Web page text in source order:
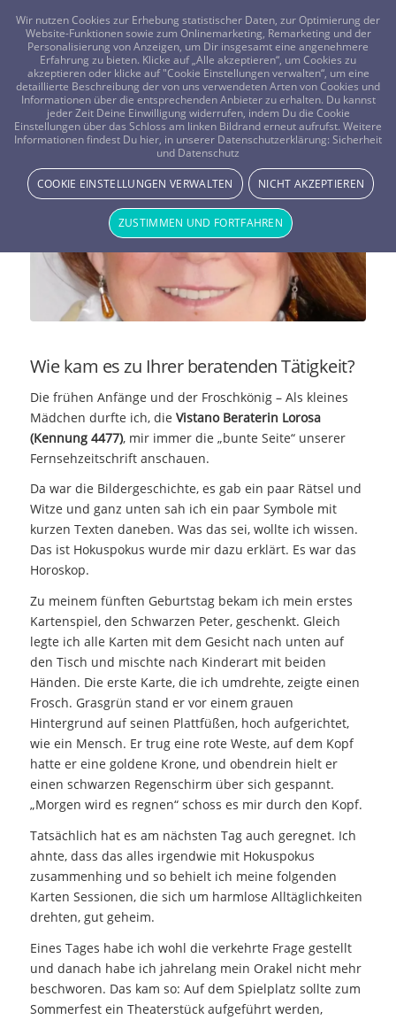
FRAGEN? KOSTENLOS ANRUFEN: 0800-8478266
Lorosa – Mein Beraterportrait
Vistano Beraterin Lorosa - Beraterblog
Wie kam es zu Ihrer beratenden Tätigkeit?
Die frühen Anfänge und der Froschkönig – Als kleines
Mädchen durfte ich, die Vistano Beraterin Lorosa
(Kennung 4477), mir immer die „bunte Seite“ unserer
Fernsehzeitschrift anschauen.
Da war die Bildergeschichte, es gab ein paar Rätsel und
Witze und ganz unten sah ich ein paar Symbole mit
kurzen Texten daneben. Was das sei, wollte ich wissen.
Das ist Hokuspokus wurde mir dazu erklärt. Es war das
Horoskop.
Zu meinem fünften Geburtstag bekam ich mein erstes
Kartenspiel, den Schwarzen Peter, geschenkt. Gleich
legte ich alle Karten mit dem Gesicht nach unten auf
den Tisch und mischte nach Kinderart mit beiden
Händen. Die erste Karte, die ich umdrehte, zeigte einen
Frosch. Grasgrün stand er vor einem grauen
Hintergrund auf seinen Plattfüßen, hoch aufgerichtet,
wie ein Mensch. Er trug eine rote Weste, auf dem Kopf
hatte er eine goldene Krone, und obendrein hielt er
einen schwarzen Regenschirm über sich gespannt.
„Morgen wird es regnen“ schoss es mir durch den Kopf.
Tatsächlich hat es am nächsten Tag auch geregnet. Ich
ahnte, dass das alles irgendwie mit Hokuspokus
zusammenhing und so behielt ich meine folgenden
Karten Sessionen, die sich um harmlose Alltäglichkeiten
drehten, gut geheim.
Eines Tages habe ich wohl die verkehrte Frage gestellt
und danach habe ich jahrelang mein Orakel nicht mehr
beschworen. Das kam so: Auf dem Spielplatz sollte zum
Sommerfest ein Theaterstück aufgeführt werden,
Wir nutzen Cookies zur Erhebung statistischer Daten, zur Optimierung der
Website-Funktionen sowie zum Onlinemarketing, Remarketing und der
Personalisierung von Anzeigen, um Dir insgesamt eine angenehmere
Erfahrung zu bieten. Klicke auf „Alle akzeptieren“, um Cookies zu
akzeptieren oder klicke auf "Cookie Einstellungen verwalten“, um eine
detaillierte Beschreibung der von uns verwendeten Arten von Cookies und
Informationen über die entsprechenden Anbieter zu erhalten. Du kannst
jeder Zeit Deine Einwilligung widerrufen, indem Du die Cookie
Einstellungen über das Schloss am linken Bildrand erneut aufrufst. Weitere
Informationen findest Du hier, in unserer Datenschutzerklärung: Sicherheit
und Datenschutz
COOKIE EINSTELLUNGEN VERWALTEN NICHT AKZEPTIEREN
ZUSTIMMEN UND FORTFAHREN